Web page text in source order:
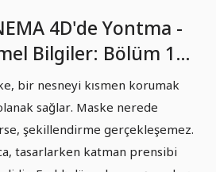
4D'de Yontma -
Bilgiler: Bölüm 11
- Katmanlar
bir nesneyi kısmen korumak
sağlar. Maske nerede
şekillendirme gerçekleşemez.
tasarlarken katman prensibi